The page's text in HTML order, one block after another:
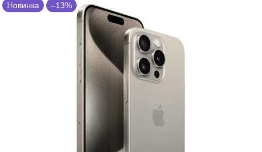
Новинка –13%